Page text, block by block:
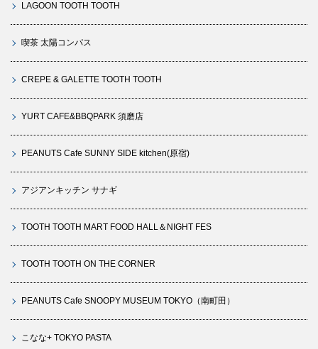
LAGOON TOOTH TOOTH
喫茶 太陽コンパス
CREPE & GALETTE TOOTH TOOTH
YURT CAFE&BBQPARK 須磨店
PEANUTS Cafe SUNNY SIDE kitchen(原宿)
アジアンキッチン サナギ
TOOTH TOOTH MART FOOD HALL＆NIGHT FES
TOOTH TOOTH ON THE CORNER
PEANUTS Cafe SNOOPY MUSEUM TOKYO（南町田）
こなな+ TOKYO PASTA